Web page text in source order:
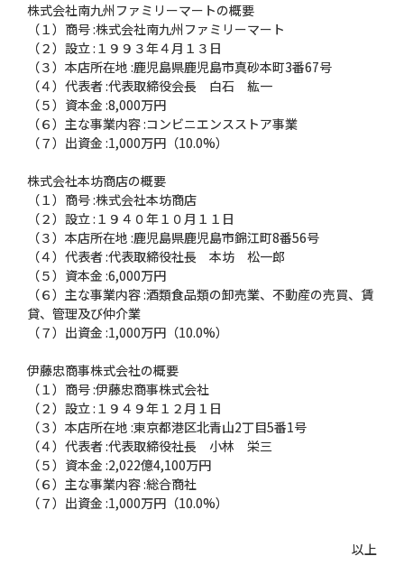
株式会社南九州ファミリーマートの概要
（１）商号 :株式会社南九州ファミリーマート
（２）設立 :１９９３年４月１３日
（３）本店所在地 :鹿児島県鹿児島市真砂本町3番67号
（４）代表者 :代表取締役会長 白石 紘一
（５）資本金 :8,000万円
（６）主な事業内容 :コンビニエンスストア事業
（７）出資金 :1,000万円（10.0%）
株式会社本坊商店の概要
（１）商号 :株式会社本坊商店
（２）設立 :１９４０年１０月１１日
（３）本店所在地 :鹿児島県鹿児島市錦江町8番56号
（４）代表者 :代表取締役社長 本坊 松一郎
（５）資本金 :6,000万円
（６）主な事業内容 :酒類食品類の卸売業、不動産の売買、賃
貸、管理及び仲介業
（７）出資金 :1,000万円（10.0%）
伊藤忠商事株式会社の概要
（１）商号 :伊藤忠商事株式会社
（２）設立 :１９４９年１２月１日
（３）本店所在地 :東京都港区北青山2丁目5番1号
（４）代表者 :代表取締役社長 小林 栄三
（５）資本金 :2,022億4,100万円
（６）主な事業内容 :総合商社
（７）出資金 :1,000万円（10.0%）
以上